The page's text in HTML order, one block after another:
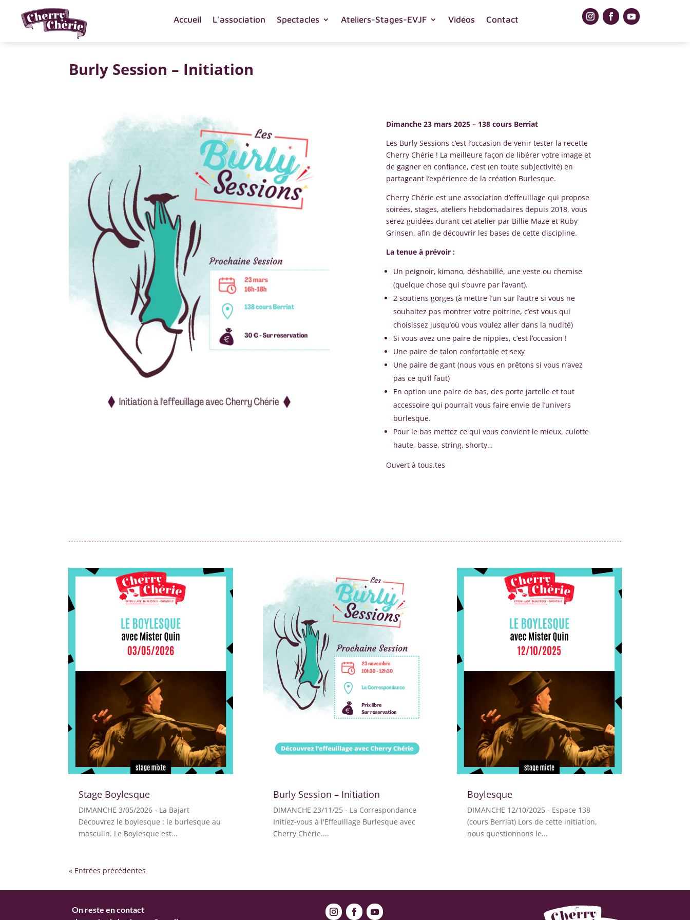
Accueil L’association Spectacles Ateliers-Stages-EVJF Vidéos Contact
Burly Session – Initiation
Dimanche 23 mars 2025 – 138 cours Berriat
Les Burly Sessions c’est l’occasion de venir tester la recette
Cherry Chérie ! La meilleure façon de libérer votre image et
de gagner en confiance, c’est (en toute subjectivité) en
partageant l’expérience de la création Burlesque.
Cherry Chérie est une association d’effeuillage qui propose
soirées, stages, ateliers hebdomadaires depuis 2018, vous
serez guidées durant cet atelier par Billie Maze et Ruby
Grinsen, afin de découvrir les bases de cette discipline.
La tenue à prévoir :
Un peignoir, kimono, déshabillé, une veste ou chemise
(quelque chose qui s’ouvre par l’avant).
2 soutiens gorges (à mettre l’un sur l’autre si vous ne
souhaitez pas montrer votre poitrine, c’est vous qui
choisissez jusqu’où vous voulez aller dans la nudité)
Si vous avez une paire de nippies, c’est l’occasion !
Une paire de talon confortable et sexy
Une paire de gant (nous vous en prêtons si vous n’avez
pas ce qu’il faut)
En option une paire de bas, des porte jartelle et tout
accessoire qui pourrait vous faire envie de l’univers
burlesque.
Pour le bas mettez ce qui vous convient le mieux, culotte
haute, basse, string, shorty…
Ouvert à tous.tes
Stage Boylesque
DIMANCHE 3/05/2026 - La Bajart
Découvrez le boylesque : le burlesque au
masculin. Le Boylesque est...
Burly Session – Initiation
DIMANCHE 23/11/25 - La Correspondance
Initiez-vous à l'Effeuillage Burlesque avec
Cherry Chérie....
Boylesque
DIMANCHE 12/10/2025 - Espace 138
(cours Berriat) Lors de cette initiation,
nous questionnons le...
« Entrées précédentes
On reste en contact